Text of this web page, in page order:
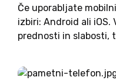
Če uporabljate
izbiri: Android ali iOS.
prednosti in slabosti,
uporabnikov.
jabolk - ekosistem,...